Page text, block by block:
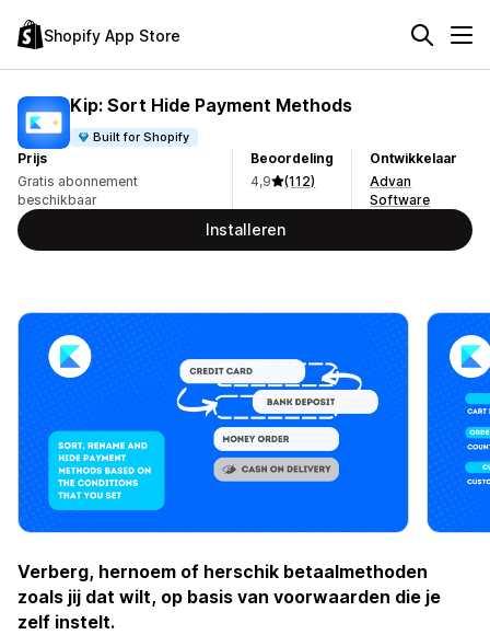
Shopify App Store
Kip: Sort Hide Payment Methods
Built for Shopify
Prijs
Gratis abonnement
beschikbaar
Beoordeling
4,9
(112)
Ontwikkelaar
Advan
Software
Installeren
Verberg, hernoem of herschik betaalmethoden
zoals jij dat wilt, op basis van voorwaarden die je
zelf instelt.